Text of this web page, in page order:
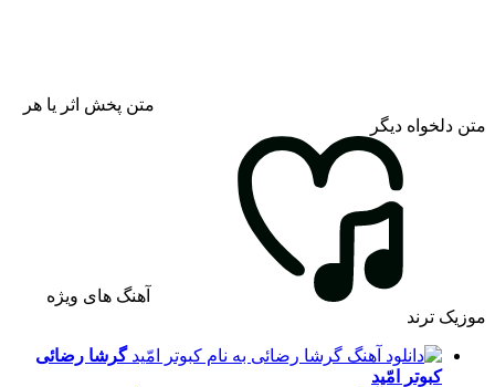
متن پخش اثر یا هر
متن دلخواه دیگر
آهنگ های ویژه
موزیک ترند
گرشا رضائی
کبوتر امّید